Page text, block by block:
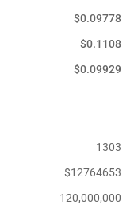
$0.09778
$0.1108
$0.09929
1303
$12764653
120,000,000